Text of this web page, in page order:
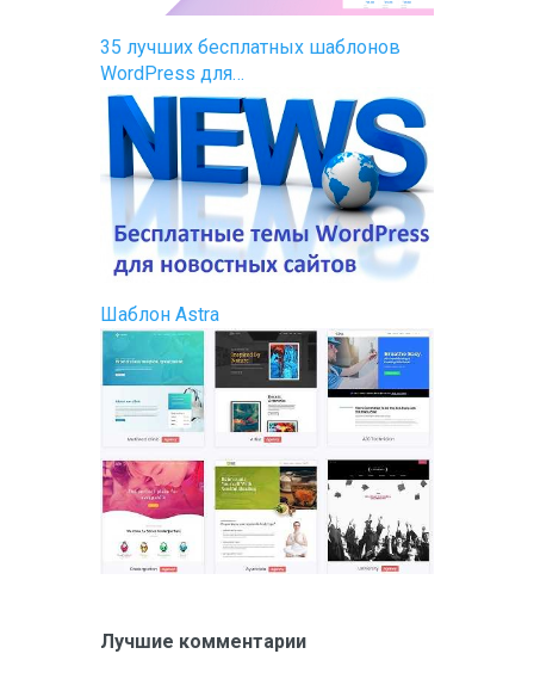
35 лучших бесплатных шаблонов
WordPress для…
Шаблон Astra
Лучшие комментарии